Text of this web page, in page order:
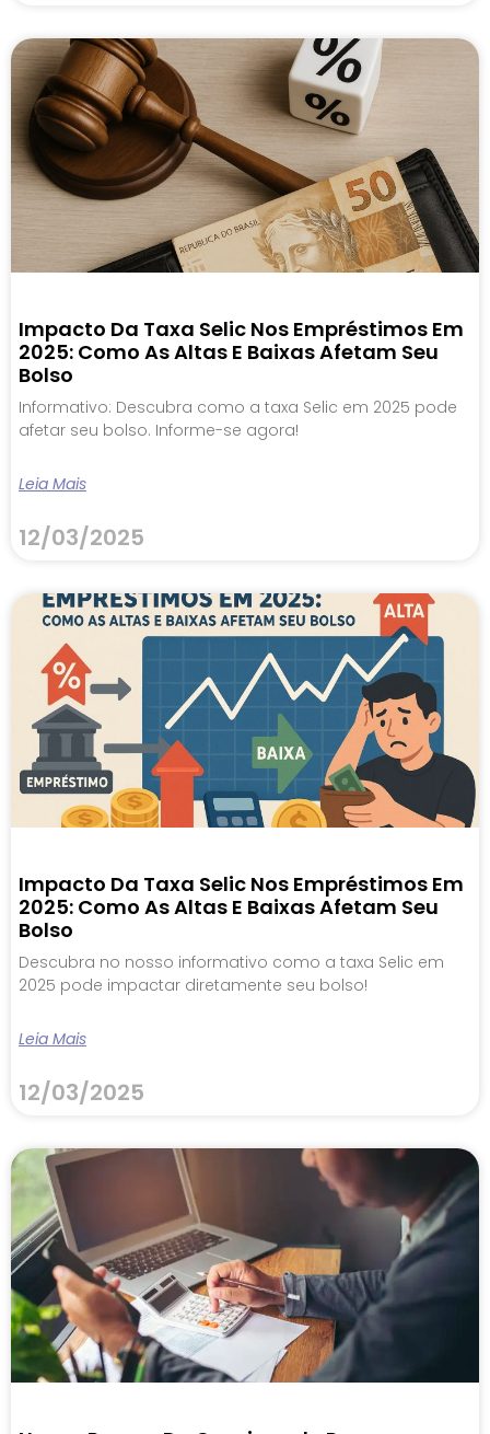
Impacto Da Taxa Selic Nos Empréstimos Em
2025: Como As Altas E Baixas Afetam Seu
Bolso
Informativo: Descubra como a taxa Selic em 2025 pode
afetar seu bolso. Informe-se agora!
Leia Mais
12/03/2025
Impacto Da Taxa Selic Nos Empréstimos Em
2025: Como As Altas E Baixas Afetam Seu
Bolso
Descubra no nosso informativo como a taxa Selic em
2025 pode impactar diretamente seu bolso!
Leia Mais
12/03/2025